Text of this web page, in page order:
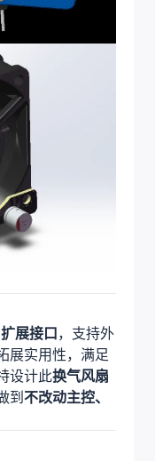
展接口 ，支持外
展实用性，满足
设计此换气风扇
到 不改动主控、